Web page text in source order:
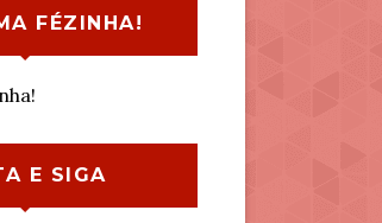
FÉZINHA!
E SIGA